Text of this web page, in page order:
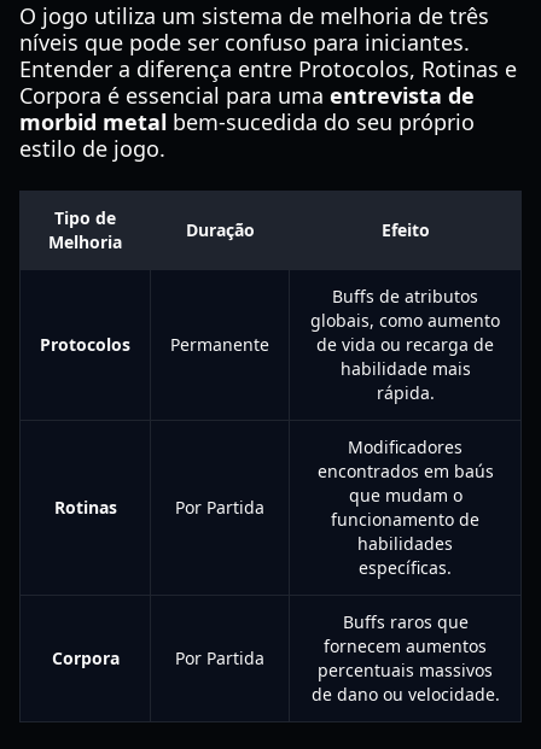
O jogo utiliza um sistema de melhoria de três
níveis que pode ser confuso para iniciantes.
Entender a diferença entre Protocolos, Rotinas e
Corpora é essencial para uma entrevista de
morbid metal bem-sucedida do seu próprio
estilo de jogo.
Tipo de
Melhoria
Duração Efeito
Protocolos Permanente
Buffs de atributos
globais, como aumento
de vida ou recarga de
habilidade mais
rápida.
Rotinas Por Partida
Modificadores
encontrados em baús
que mudam o
funcionamento de
habilidades
específicas.
Corpora Por Partida
Buffs raros que
fornecem aumentos
percentuais massivos
de dano ou velocidade.